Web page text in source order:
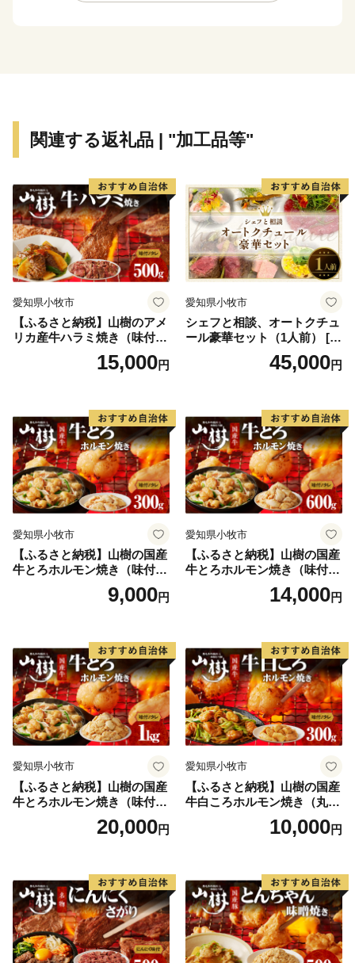
関連する返礼品 | "加工品等"
愛知県小牧市
【ふるさと納税】山樹のアメ
リカ産牛ハラミ焼き（味付）
15,000円
愛知県小牧市
シェフと相談、オートクチュ
ール豪華セット（1人前） [04
45,000円
愛知県小牧市
【ふるさと納税】山樹の国産
牛とろホルモン焼き（味付/
9,000円
愛知県小牧市
【ふるさと納税】山樹の国産
牛とろホルモン焼き（味付/
タレ） 600g ホルモン 肉
牛肉 山樹 国産牛 とろホルモ
タレ にんにく バーベキュー
BBQ 炒め物 ホルモン丼 野菜
炒め 焼きうどん 下処理済み
愛知県 小牧市 冷凍 送料無料
14,000円
愛知県小牧市
【ふるさと納税】山樹の国産
牛とろホルモン焼き（味付
20,000円
愛知県小牧市
【ふるさと納税】山樹の国産
牛白ころホルモン焼き（丸
腸）味付 300g 肉 牛肉 山
樹 国産牛 白ころホルモン焼
ベキュー 炒め物 ホルモン丼
野菜炒め 焼きうどん 下処理
済み 愛知県 小牧市 送料無料
10,000円